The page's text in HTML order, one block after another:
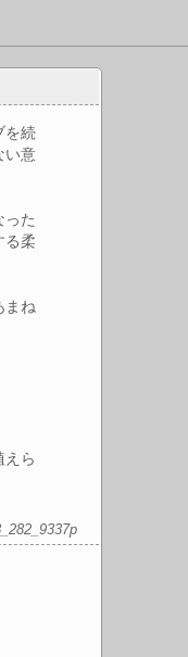
を続
い意
った
る柔
まね
えら